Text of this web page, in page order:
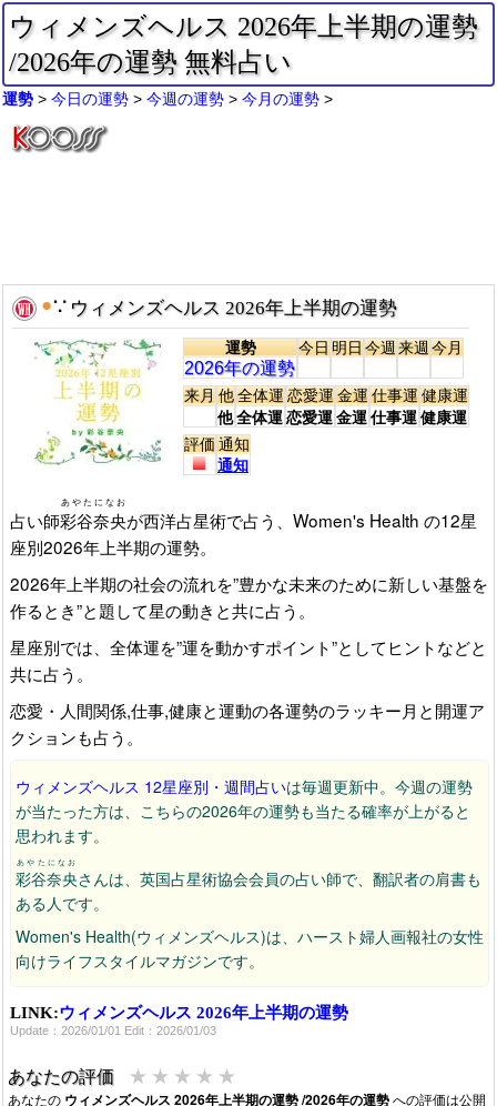
ウィメンズヘルス 2026年上半期の運勢
/2026年の運勢 無料占い
運勢 今日の運勢 今週の運勢 今月の運勢
●∵ ウィメンズヘルス 2026年上半期の運勢
運勢
2026年の運勢
今日明日今週来週今月
来月他
他
全体運
全体運
恋愛運
恋愛運
金運
金運
仕事運
仕事運
健康運
健康運
評価通知
通知
占い師彩谷奈央
あやたになお
が西洋占星術で占う、Women's Health の12星
座別2026年上半期の運勢。
2026年上半期の社会の流れを”豊かな未来のために新しい基盤を
作るとき”と題して星の動きと共に占う。
星座別では、全体運を”運を動かすポイント”としてヒントなどと
共に占う。
恋愛・人間関係,仕事,健康と運動の各運勢のラッキー月と開運ア
クションも占う。
ウィメンズヘルス 12星座別・週間占いは毎週更新中。今週の運勢
が当たった方は、こちらの2026年の運勢も当たる確率が上がると
思われます。
彩谷奈央
あやたになお
さんは、英国占星術協会会員の占い師で、翻訳者の肩書も
ある人です。
Women's Health(ウィメンズヘルス)は、ハースト婦人画報社の女性
向けライフスタイルマガジンです。
LINK:ウィメンズヘルス 2026年上半期の運勢
Update：2026/01/01 Edit：2026/01/03
あなたの評価 ★ ★ ★ ★ ★
あなたの ウィメンズヘルス 2026年上半期の運勢 /2026年の運勢への評価は公開